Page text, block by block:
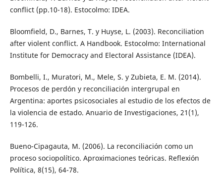
conflict (pp.10-18). Estocolmo: IDEA.
Bloomfield, D., Barnes, T. y Huyse, L. (2003). Reconciliation
after violent conflict. A Handbook. Estocolmo: International
Institute for Democracy and Electoral Assistance (IDEA).
Bombelli, I., Muratori, M., Mele, S. y Zubieta, E. M. (2014).
Procesos de perdón y reconciliación intergrupal en
Argentina: aportes psicosociales al estudio de los efectos de
la violencia de estado. Anuario de Investigaciones, 21(1),
119-126.
Bueno-Cipagauta, M. (2006). La reconciliación como un
proceso sociopolítico. Aproximaciones teóricas. Reflexión
Política, 8(15), 64-78.